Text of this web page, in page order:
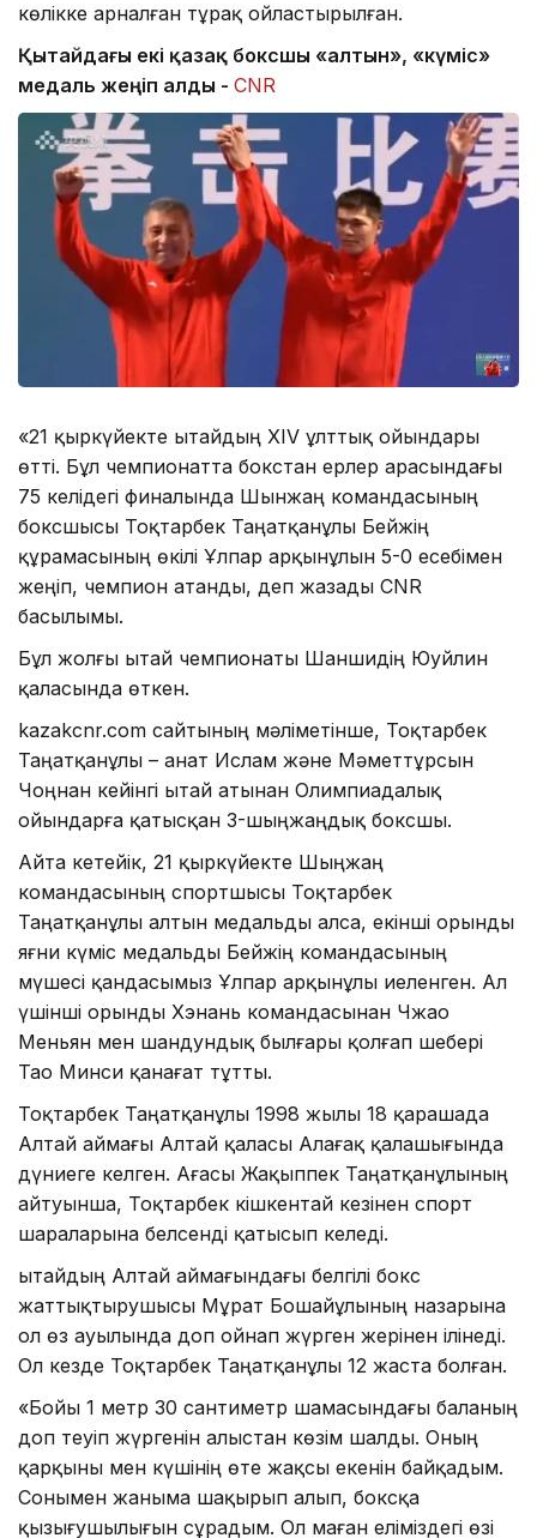
көлікке арналған тұрақ ойластырылған.
Қытайдағы екі қазақ боксшы «алтын», «күміс»
медаль жеңіп алды - CNR
«21 қыркүйекте Қытайдың XIV ұлттық ойындары
өтті. Бұл чемпионатта бокстан ерлер арасындағы
75 келідегі финалында Шынжаң командасының
боксшысы Тоқтарбек Таңатқанұлы Бейжің
құрамасының өкілі Ұлпар Қарқынұлын 5-0 есебімен
жеңіп, чемпион атанды, деп жазады CNR
басылымы.
Бұл жолғы Қытай чемпионаты Шаншидің Юуйлин
қаласында өткен.
kazakcnr.com сайтының мәліметінше, Тоқтарбек
Таңатқанұлы – Қанат Ислам және Мәметтұрсын
Чоңнан кейінгі Қытай атынан Олимпиадалық
ойындарға қатысқан 3-шыңжаңдық боксшы.
Айта кетейік, 21 қыркүйекте Шыңжаң
командасының спортшысы Тоқтарбек
Таңатқанұлы алтын медальды алса, екінші орынды
яғни күміс медальды Бейжің командасының
мүшесі қандасымыз Ұлпар Қарқынұлы иеленген. Ал
үшінші орынды Хэнань командасынан Чжао
Меньян мен шандундық былғары қолғап шебері
Тао Минси қанағат тұтты.
Тоқтарбек Таңатқанұлы 1998 жылы 18 қарашада
Алтай аймағы Алтай қаласы Алағақ қалашығында
дүниеге келген. Ағасы Жақыппек Таңатқанұлының
айтуынша, Тоқтарбек кішкентай кезінен спорт
шараларына белсенді қатысып келеді.
Қытайдың Алтай аймағындағы белгілі бокс
жаттықтырушысы Мұрат Бошайұлының назарына
ол өз ауылында доп ойнап жүрген жерінен ілінеді.
Ол кезде Тоқтарбек Таңатқанұлы 12 жаста болған.
«Бойы 1 метр 30 сантиметр шамасындағы баланың
доп теуіп жүргенін алыстан көзім шалды. Оның
қарқыны мен күшінің өте жақсы екенін байқадым.
Сонымен жаныма шақырып алып, боксқа
қызығушылығын сұрадым. Ол маған еліміздегі өзі